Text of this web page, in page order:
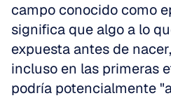
campo conocido como
significa que algo a lo
expuesta antes de
incluso en las primeras
podría potencialmente